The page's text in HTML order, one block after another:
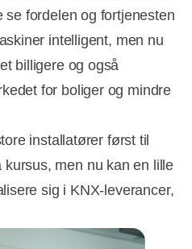
se fordelen og fortjenesten
intelligent, men nu
billigere og også
for boliger og mindre
installatører først til
men nu kan en lille
sig i KNX-leverancer,